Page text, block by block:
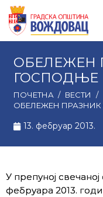
ОБЕЛЕЖЕН
ГОСПОДЊЕ
ПОЧЕТНА / ВЕСТИ
/
ОБЕЛЕЖЕН
13. фебруар 2013.
У препуној
фебруара 2013.